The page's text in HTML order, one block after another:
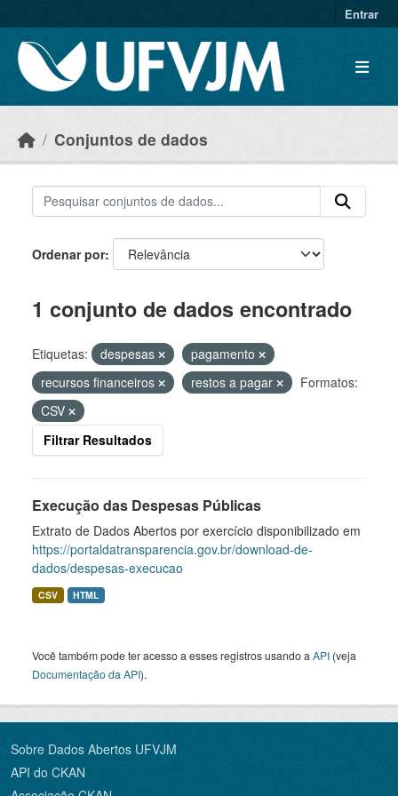
Entrar
Conjuntos de dados
Ordenar por
1 conjunto de dados encontrado
Etiquetas: despesas
pagamento
recursos financeiros
restos a pagar
Formatos:
CSV
Filtrar Resultados
Execução das Despesas Públicas
Extrato de Dados Abertos por exercício disponibilizado em
https://portaldatransparencia.gov.br/download-de-
dados/despesas-execucao
CSV HTML
Você também pode ter acesso a esses registros usando a API (veja
Documentação da API).
Sobre Dados Abertos UFVJM
API do CKAN